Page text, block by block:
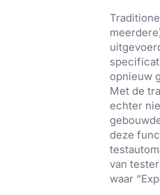
opnieuw
Met de
echter
deze
van
waar